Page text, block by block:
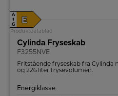
A
↑
G
E
Produktdatablad
Cylinda Fryseskab
F3255NVE
Fritstående fryseskab fra
og 226 liter frysevolumen.
Energiklasse